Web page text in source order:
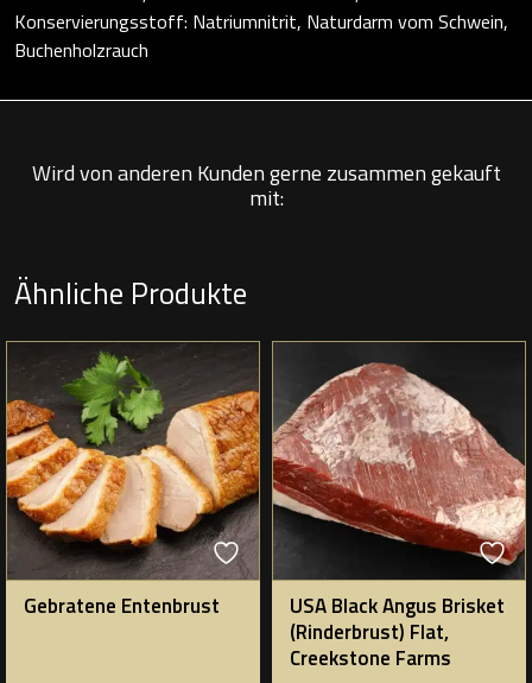
Konservierungsstoff: Natriumnitrit, Naturdarm vom Schwein,
Buchenholzrauch
Wird von anderen Kunden gerne zusammen gekauft
mit:
Ähnliche Produkte
Gebratene Entenbrust
USA Black Angus Brisket
(Rinderbrust) Flat,
Creekstone Farms